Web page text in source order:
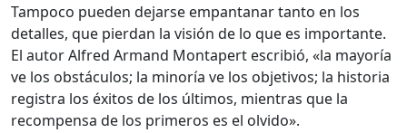
Tampoco pueden dejarse empantanar tanto en los
detalles, que pierdan la visión de lo que es importante.
El autor Alfred Armand Montapert escribió, «la mayoría
ve los obstáculos; la minoría ve los objetivos; la historia
registra los éxitos de los últimos, mientras que la
recompensa de los primeros es el olvido».